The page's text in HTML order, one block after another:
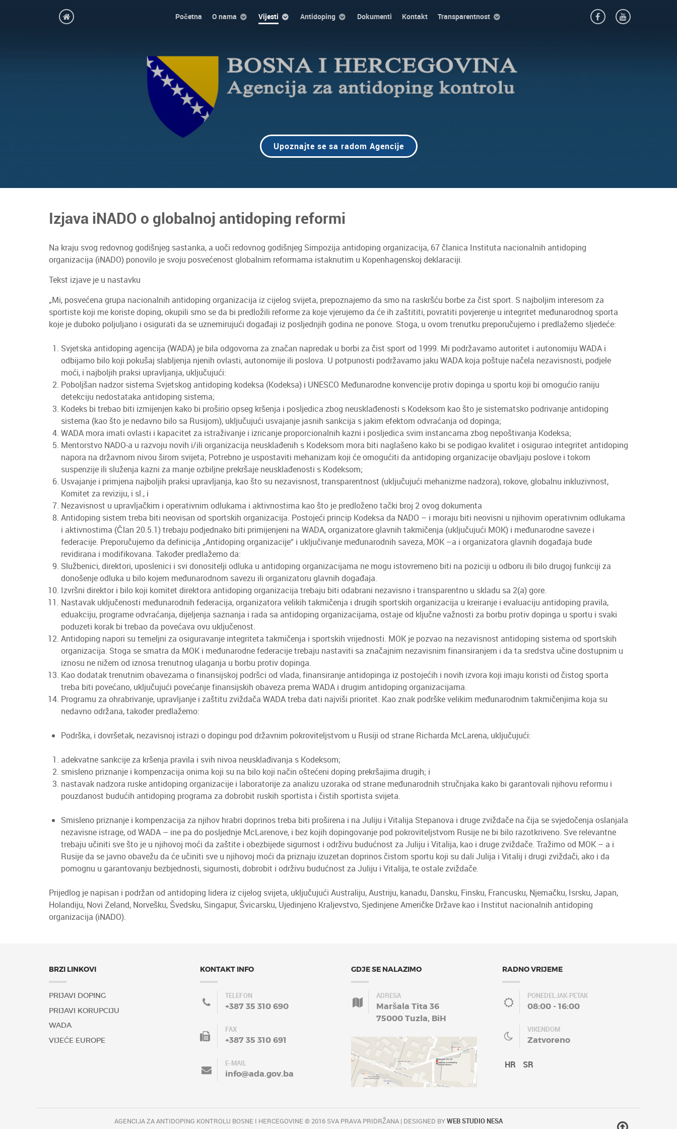
Početna O nama Vijesti Antidoping Dokumenti Kontakt Transparentnost
Upoznajte se sa radom Agencije
Izjava iNADO o globalnoj antidoping reformi
Na kraju svog redovnog godišnjeg sastanka, a uoči redovnog godišnjeg Simpozija antidoping organizacija, 67 članica Instituta nacionalnih antidoping
organizacija (iNADO) ponovilo je svoju posvećenost globalnim reformama istaknutim u Kopenhagenskoj deklaraciji.
Tekst izjave je u nastavku
„Mi, posvećena grupa nacionalnih antidoping organizacija iz cijelog svijeta, prepoznajemo da smo na raskršću borbe za čist sport. S najboljim interesom za
sportiste koji me koriste doping, okupili smo se da bi predložili reforme za koje vjerujemo da će ih zaštititi, povratiti povjerenje u integritet međunarodnog sporta
koje je duboko poljuljano i osigurati da se uznemirujući događaji iz posljednjih godina ne ponove. Stoga, u ovom trenutku preporučujemo i predlažemo sljedeće:
Svjetska antidoping agencija (WADA) je bila odgovorna za značan napredak u borbi za čist sport od 1999. Mi podržavamo autoritet i autonomiju WADA i
odbijamo bilo koji pokušaj slabljenja njenih ovlasti, autonomije ili poslova. U potpunosti podržavamo jaku WADA koja poštuje načela nezavisnosti, podjele
moći, i najboljih praksi upravljanja, uključujući:
Poboljšan nadzor sistema Svjetskog antidoping kodeksa (Kodeksa) i UNESCO Međunarodne konvencije protiv dopinga u sportu koji bi omogućio raniju
detekciju nedostataka antidoping sistema;
Kodeks bi trebao biti izmijenjen kako bi proširio opseg kršenja i posljedica zbog neusklađenosti s Kodeksom kao što je sistematsko podrivanje antidoping
sistema (kao što je nedavno bilo sa Rusijom), uključujući usvajanje jasnih sankcija s jakim efektom odvraćanja od dopinga;
WADA mora imati ovlasti i kapacitet za istraživanje i izricanje proporcionalnih kazni i posljedica svim instancama zbog nepoštivanja Kodeksa;
Mentorstvo NADO-a u razvoju novih i/ili organizacija neusklađenih s Kodeksom mora biti naglašeno kako bi se podigao kvalitet i osigurao integritet antidoping
napora na državnom nivou širom svijeta; Potrebno je uspostaviti mehanizam koji će omogućiti da antidoping organizacije obavljaju poslove i tokom
suspenzije ili služenja kazni za manje ozbiljne prekršaje neusklađenosti s Kodeksom;
Usvajanje i primjena najboljih praksi upravljanja, kao što su nezavisnost, transparentnost (uključujući mehanizme nadzora), rokove, globalnu inkluzivnost,
Komitet za reviziju, i sl., i
Nezavisnost u upravljačkim i operativnim odlukama i aktivnostima kao što je predloženo tački broj 2 ovog dokumenta
Antidoping sistem treba biti neovisan od sportskih organizacija. Postojeći princip Kodeksa da NADO – i moraju biti neovisni u njihovim operativnim odlukama
i aktivnostima (Član 20.5.1) trebaju podjednako biti primijenjeni na WADA, organizatore glavnih takmičenja (uključujući MOK) i međunarodne saveze i
federacije. Preporučujemo da definicija „Antidoping organizacije“ i uključivanje međunarodnih saveza, MOK –a i organizatora glavnih događaja bude
revidirana i modifikovana. Također predlažemo da:
Službenici, direktori, uposlenici i svi donositelji odluka u antidoping organizacijama ne mogu istovremeno biti na poziciji u odboru ili bilo drugoj funkciji za
donošenje odluka u bilo kojem međunarodnom savezu ili organizatoru glavnih događaja.
Izvršni direktor i bilo koji komitet direktora antidoping organizacija trebaju biti odabrani nezavisno i transparentno u skladu sa 2(a) gore.
Nastavak uključenosti međunarodnih federacija, organizatora velikih takmičenja i drugih sportskih organizacija u kreiranje i evaluaciju antidoping pravila,
eduakciju, programe odvraćanja, dijeljenja saznanja i rada sa antidoping organizacijama, ostaje od ključne važnosti za borbu protiv dopinga u sportu i svaki
poduzeti korak bi trebao da povećava ovu uključenost.
Antidoping napori su temeljni za osiguravanje integriteta takmičenja i sportskih vrijednosti. MOK je pozvao na nezavisnost antidoping sistema od sportskih
organizacija. Stoga se smatra da MOK i međunarodne federacije trebaju nastaviti sa značajnim nezavisnim finansiranjem i da ta sredstva učine dostupnim u
iznosu ne nižem od iznosa trenutnog ulaganja u borbu protiv dopinga.
Kao dodatak trenutnim obavezama o finansijskoj podršci od vlada, finansiranje antidopinga iz postojećih i novih izvora koji imaju koristi od čistog sporta
treba biti povećano, uključujući povećanje finansijskih obaveza prema WADA i drugim antidoping organizacijama.
Programu za ohrabrivanje, upravljanje i zaštitu zviždača WADA treba dati najviši prioritet. Kao znak podrške velikim međunarodnim takmičenjima koja su
nedavno održana, također predlažemo:
Podrška, i dovršetak, nezavisnoj istrazi o dopingu pod državnim pokroviteljstvom u Rusiji od strane Richarda McLarena, uključujući:
adekvatne sankcije za kršenja pravila i svih nivoa neusklađivanja s Kodeksom;
smisleno priznanje i kompenzacija onima koji su na bilo koji način oštećeni doping prekršajima drugih; i
nastavak nadzora ruske antidoping organizacije i laboratorije za analizu uzoraka od strane međunarodnih stručnjaka kako bi garantovali njihovu reformu i
pouzdanost budućih antidoping programa za dobrobit ruskih sportista i čistih sportista svijeta.
Smisleno priznanje i kompenzacija za njihov hrabri doprinos treba biti proširena i na Juliju i Vitalija Stepanova i druge zviždače na čija se svjedočenja oslanjala
nezavisne istrage, od WADA – ine pa do posljednje McLarenove, i bez kojih dopingovanje pod pokroviteljstvom Rusije ne bi bilo razotkriveno. Sve relevantne
trebaju učiniti sve što je u njihovoj moći da zaštite i obezbijede sigurnost i održivu budućnost za Juliju i Vitalija, kao i druge zviždače. Tražimo od MOK – a i
Rusije da se javno obavežu da će učiniti sve u njihovoj moći da priznaju izuzetan doprinos čistom sportu koji su dali Julija i Vitalij i drugi zviždači, ako i da
pomognu u garantovanju bezbjednosti, sigurnosti, dobrobit i održivu budućnost za Juliju i Vitalija, te ostale zviždače.
Prijedlog je napisan i podržan od antidoping lidera iz cijelog svijeta, uključujući Australiju, Austriju, kanadu, Dansku, Finsku, Francusku, Njemačku, Isrsku, Japan,
Holandiju, Novi Zeland, Norvešku, Švedsku, Singapur, Švicarsku, Ujedinjeno Kraljevstvo, Sjedinjene Američke Države kao i Institut nacionalnih antidoping
organizacija (iNADO).
BRZI LINKOVI
PRIJAVI DOPING
PRIJAVI KORUPCIJU
WADA
VIJEĆE EUROPE
KONTAKT INFO
TELEFON
+387 35 310 690
FAX
+387 35 310 691
E-MAIL
info@ada.gov.ba
GDJE SE NALAZIMO
ADRESA
Maršala Tita 36
75000 Tuzla, BiH
RADNO VRIJEME
PONEDELJAK-PETAK
08:00 - 16:00
VIKENDOM
Zatvoreno
HR SR
AGENCIJA ZA ANTIDOPING KONTROLU BOSNE I HERCEGOVINE © 2016 SVA PRAVA PRIDRŽANA | DESIGNED BYWEB STUDIO NESA